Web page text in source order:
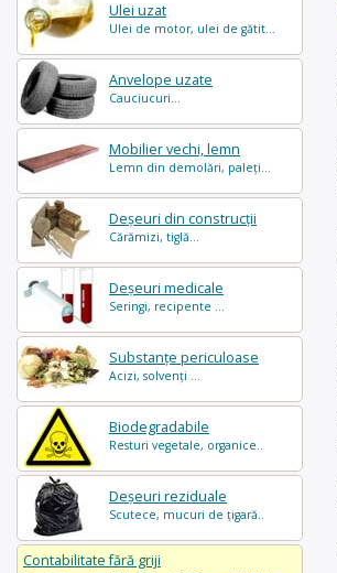
Ulei uzat
Ulei de motor, ulei de gătit...
Anvelope uzate
Cauciucuri...
Mobilier vechi, lemn
Lemn din demolări, paleți...
Deșeuri din construcții
Cărămizi, tiglă...
Deșeuri medicale
Seringi, recipente ...
Substanțe periculoase
Acizi, solvenți ...
Biodegradabile
Resturi vegetale, organice..
Deșeuri reziduale
Scutece, mucuri de țigară..
Contabilitate fără griji